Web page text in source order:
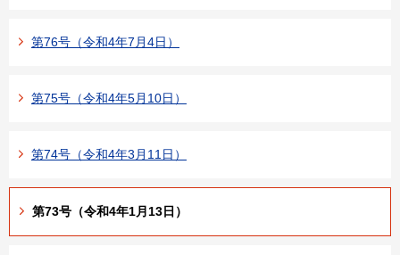
第76号（令和4年7月4日）
第75号（令和4年5月10日）
第74号（令和4年3月11日）
第73号（令和4年1月13日）